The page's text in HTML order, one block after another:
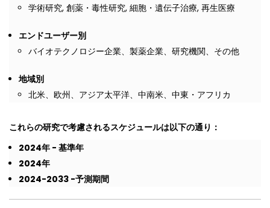
学術研究, 創薬・毒性研究, 細胞・遺伝子治療, 再生医療
エンドユーザー別
バイオテクノロジー企業、製薬企業、研究機関、その他
地域別
北米、欧州、アジア太平洋、中南米、中東・アフリカ
これらの研究で考慮されるスケジュールは以下の通り：
2024年 - 基準年
2024年
2024-2033 -予測期間